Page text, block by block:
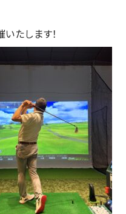
たします！